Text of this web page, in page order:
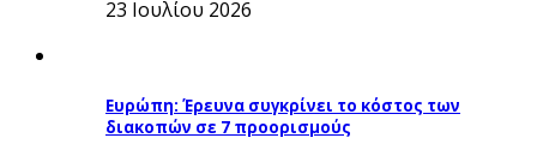
23 Ιουλίου 2026
Ευρώπη: Έρευνα συγκρίνει το κόστος των
διακοπών σε 7 προορισμούς